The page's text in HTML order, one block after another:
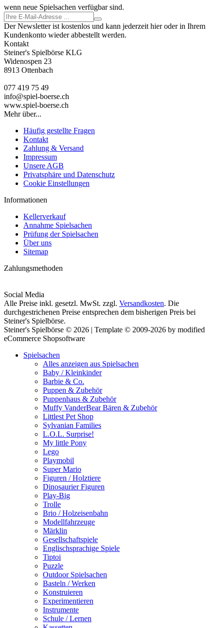
wenn neue Spielsachen verfügbar sind.
Der Newsletter ist kostenlos und kann jederzeit hier oder in Ihrem
Kundenkonto wieder abbestellt werden.
Kontakt
Steiner's Spielbörse KLG
Widenospen 23
8913 Ottenbach
077 419 75 49
info@spiel-boerse.ch
www.spiel-boerse.ch
Mehr über...
Häufig gestellte Fragen
Kontakt
Zahlung & Versand
Impressum
Unsere AGB
Privatsphäre und Datenschutz
Cookie Einstellungen
Informationen
Kellerverkauf
Annahme Spielsachen
Prüfung der Spielsachen
Über uns
Sitemap
Zahlungsmethoden
Social Media
Alle Preise inkl. gesetzl. MwSt. zzgl. Versandkosten. Die
durchgestrichenen Preise entsprechen dem bisherigen Preis bei
Steiner's Spielbörse.
Steiner's Spielbörse © 2026 | Template © 2009-2026 by modified
eCommerce Shopsoftware
Spielsachen
Alles anzeigen aus Spielsachen
Baby / Kleinkinder
Barbie & Co.
Puppen & Zubehör
Puppenhaus & Zubehör
Muffy VanderBear Bären & Zubehör
Littlest Pet Shop
Sylvanian Families
L.O.L. Surprise!
My little Pony
Lego
Playmobil
Super Mario
Figuren / Holztiere
Dinosaurier Figuren
Play-Big
Trolle
Brio / Holzeisenbahn
Modellfahrzeuge
Märklin
Gesellschaftspiele
Englischsprachige Spiele
Tiptoi
Puzzle
Outdoor Spielsachen
Basteln / Werken
Konstruieren
Experimentieren
Instrumente
Schule / Lernen